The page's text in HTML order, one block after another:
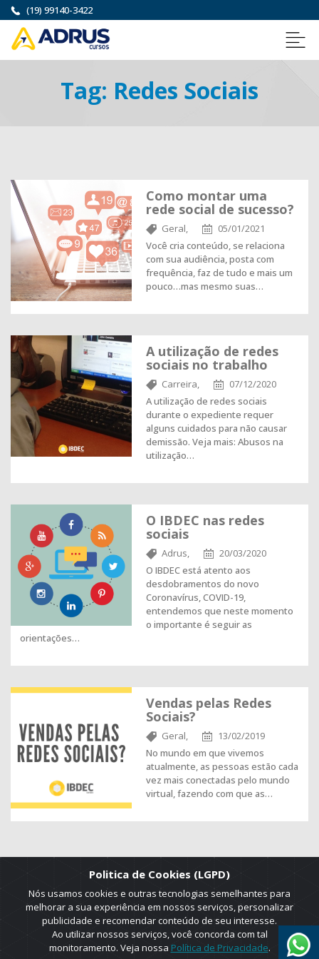
(19) 99140-3422
Tag: Redes Sociais
Como montar uma
rede social de sucesso?
Geral,
05/01/2021
Você cria conteúdo, se relaciona
com sua audiência, posta com
frequência, faz de tudo e mais um
pouco…mas mesmo suas…
A utilização de redes
sociais no trabalho
Carreira,
07/12/2020
A utilização de redes sociais
durante o expediente requer
alguns cuidados para não causar
demissão. Veja mais: Abusos na
utilização…
O IBDEC nas redes
sociais
Adrus,
20/03/2020
O IBDEC está atento aos
desdobramentos do novo
Coronavírus, COVID-19,
entendemos que neste momento
o importante é seguir as
orientações…
Vendas pelas Redes
Sociais?
Geral,
13/02/2019
No mundo em que vivemos
atualmente, as pessoas estão cada
vez mais conectadas pelo mundo
virtual, fazendo com que as…
Politica de Cookies (LGPD)
Nós usamos cookies e outras tecnologias semelhantes para
melhorar a sua experiência em nossos serviços, personalizar
publicidade e recomendar conteúdo de seu interesse.
Ao utilizar nossos serviços, você concorda com tal
monitoramento. Veja nossa Política de Privacidade.